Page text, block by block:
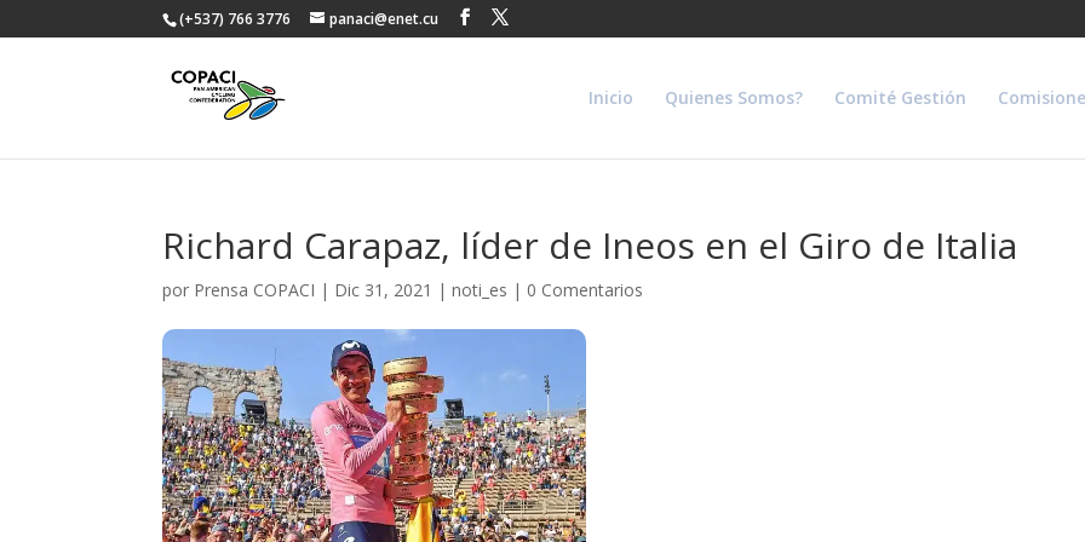
(+537) 766 3776 panaci@enet.cu
Inicio Quienes Somos? Comité Gestión
Richard Carapaz, líder de Ineos en el Giro de Italia
por Prensa COPACI | Dic 31, 2021 |noti_es | 0 Comentarios